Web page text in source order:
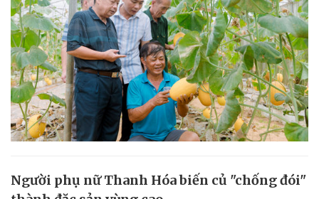
Người phụ nữ Thanh Hóa biến củ "chống đói"